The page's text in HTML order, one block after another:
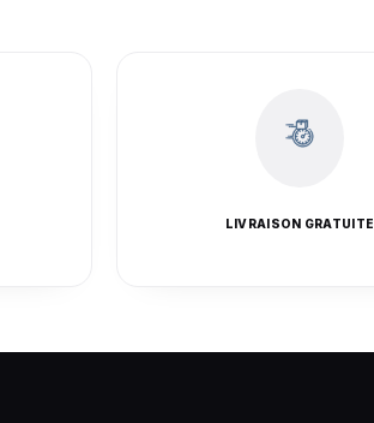
LIVRAISON GRATUITE